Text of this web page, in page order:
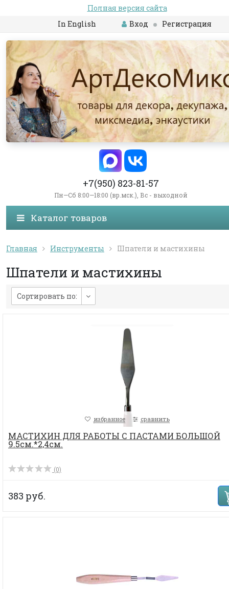
Полная версия сайта
In English
Вход Регистрация
+7(950) 823-81-57
Пн—Сб 8:00—18:00 (вр.мск.), Вс - выходной
Каталог товаров
Главная Инструменты Шпатели и мастихины
Шпатели и мастихины
Сортировать по:
избранное сравнить
МАСТИХИН ДЛЯ РАБОТЫ С ПАСТАМИ БОЛЬШОЙ
9.5см.*2,4см.
(0)
383 руб.